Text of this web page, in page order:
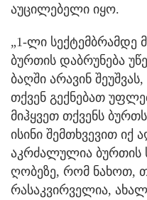
აუცილებელი იყო.
„1-ლი სექტემბრამდე
ბურთის დაბრუნება
ბაღში არავინ
თქვენ გექნებათ
მიჰყვეთ თქვენს
ისინი შემთხვევით იქ
აკრძალულია ბურთის
ღობეზე, რომ ნახოთ,
რასაკვირველია,